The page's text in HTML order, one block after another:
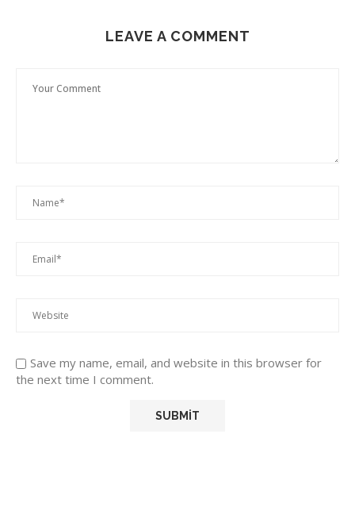
LEAVE A COMMENT
Save my name, email, and website in this browser for
the next time I comment.